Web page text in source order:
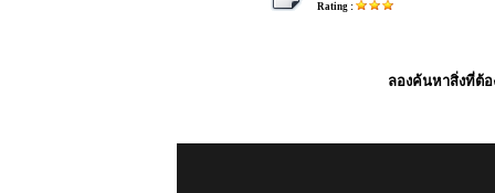
Rating :
ลองค้นหาสิ่งที่ต้อ